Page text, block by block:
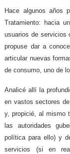
Hace algunos años
Tratamiento: hacia
usuarios de servicios
propuse dar a
articular nuevas
de consumo, uno de
Analicé allí la
en vastos sectores
y, propicié, al mismo
las autoridades
política para ello) y
servicios (si en